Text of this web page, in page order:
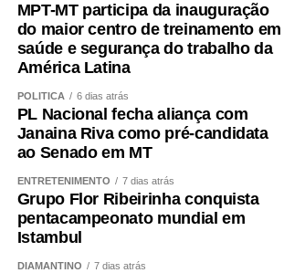
MPT-MT participa da inauguração
do maior centro de treinamento em
saúde e segurança do trabalho da
América Latina
POLÍTICA 6 dias atrás
PL Nacional fecha aliança com
Janaina Riva como pré-candidata
ao Senado em MT
ENTRETENIMENTO 7 dias atrás
Grupo Flor Ribeirinha conquista
pentacampeonato mundial em
Istambul
DIAMANTINO 7 dias atrás